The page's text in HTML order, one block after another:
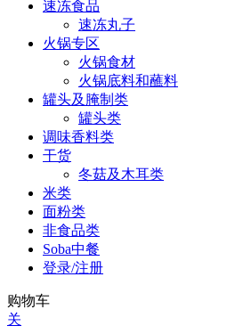
速冻食品
速冻丸子
火锅专区
火锅食材
火锅底料和蘸料
罐头及腌制类
罐头类
调味香料类
干货
冬菇及木耳类
米类
面粉类
非食品类
Soba中餐
登录/注册
购物车
关